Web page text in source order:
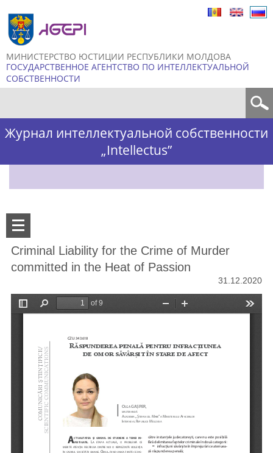
МИНИСТЕРСТВО ЮСТИЦИИ РЕСПУБЛИКИ МОЛДОВА
ГОСУДАРСТВЕННОЕ АГЕНТСТВО ПО ИНТЕЛЛЕКТУАЛЬНОЙ
СОБСТВЕННОСТИ
Журнал интеллектуальной собственности
„Intellectus”
Criminal Liability for the Crime of Murder
committed in the Heat of Passion
31.12.2020